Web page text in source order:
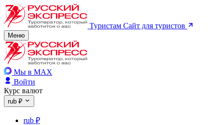
Туристам Сайт для туристов
Меню
Мы в MAX
Войти
Курс валют
rub ₽
rub ₽